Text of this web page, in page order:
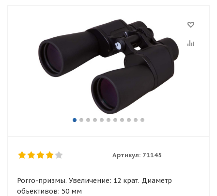
Артикул: 71145
Porro-призмы. Увеличение: 12 крат. Диаметр
объективов: 50 мм